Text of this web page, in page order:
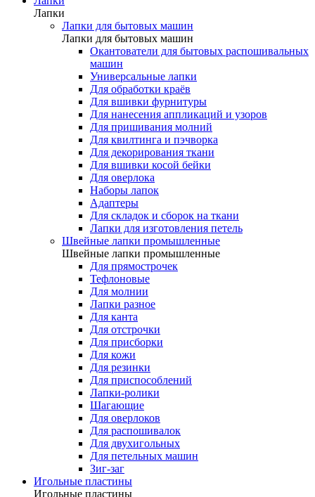
Лапки
Лапки для бытовых машин
Лапки для бытовых машин
Окантователи для бытовых распошивальных
машин
Универсальные лапки
Для обработки краёв
Для вшивки фурнитуры
Для нанесения аппликаций и узоров
Для пришивания молний
Для квилтинга и пэчворка
Для декорирования ткани
Для вшивки косой бейки
Для оверлока
Наборы лапок
Адаптеры
Для складок и сборок на ткани
Лапки для изготовления петель
Швейные лапки промышленные
Швейные лапки промышленные
Для прямострочек
Тефлоновые
Для молнии
Лапки разное
Для канта
Для отстрочки
Для присборки
Для кожи
Для резинки
Для приспособлений
Лапки-ролики
Шагающие
Для оверлоков
Для распошивалок
Для двухигольных
Для петельных машин
Зиг-заг
Игольные пластины
Игольные пластины